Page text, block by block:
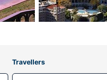
Travellers